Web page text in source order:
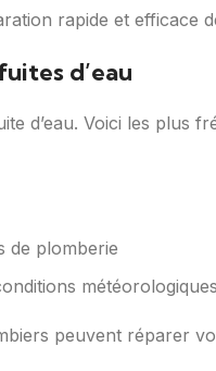
rapide et efficace
d’eau
d’eau. Voici les plus
de plomberie
peuvent réparer